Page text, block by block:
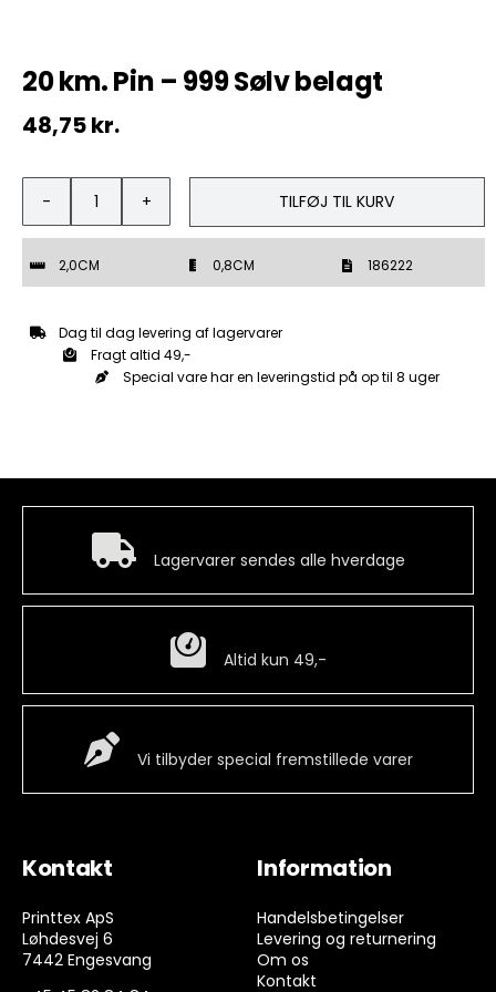
20 km. Pin – 999 Sølv belagt
48,75kr.
20
km.
-
999
belagt
antal
TILFØJ TIL KURV
2,0CM 0,8CM 186222
Dag til dag levering af lagervarer
Fragt altid 49,-
Special vare har en leveringstid på op til 8 uger
Lagervarer sendes alle hverdage
Altid kun 49,-
Vi tilbyder special fremstillede varer
Kontakt
Printtex ApS
Løhdesvej 6
7442 Engesvang
Information
Handelsbetingelser
Levering og returnering
Om os
Kontakt